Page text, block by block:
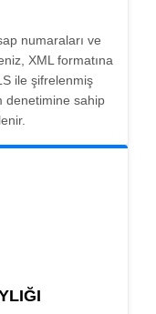
numaraları ve
XML formatına
ile şifrelenmiş
denetimine sahip